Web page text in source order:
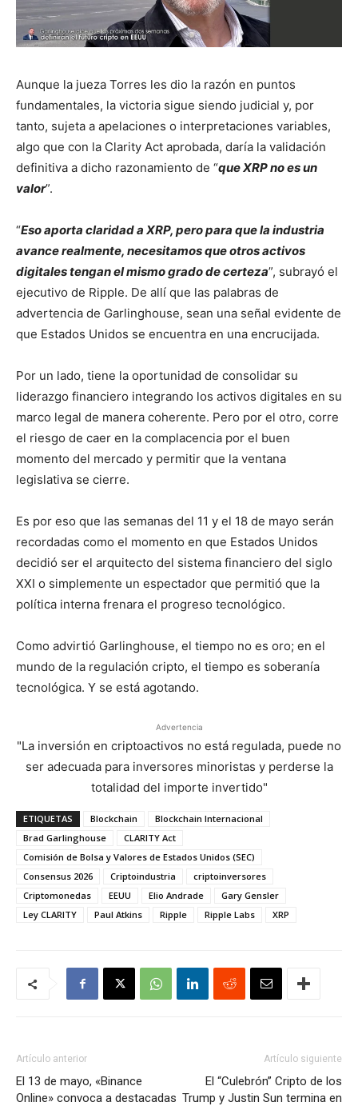
Aunque la jueza Torres les dio la razón en puntos
fundamentales, la victoria sigue siendo judicial y, por
tanto, sujeta a apelaciones o interpretaciones variables,
algo que con la Clarity Act aprobada, daría la validación
definitiva a dicho razonamiento de “que XRP no es un
valor”.
“Eso aporta claridad a XRP, pero para que la industria
avance realmente, necesitamos que otros activos
digitales tengan el mismo grado de certeza”, subrayó el
ejecutivo de Ripple. De allí que las palabras de
advertencia de Garlinghouse, sean una señal evidente de
que Estados Unidos se encuentra en una encrucijada.
Por un lado, tiene la oportunidad de consolidar su
liderazgo financiero integrando los activos digitales en su
marco legal de manera coherente. Pero por el otro, corre
el riesgo de caer en la complacencia por el buen
momento del mercado y permitir que la ventana
legislativa se cierre.
Es por eso que las semanas del 11 y el 18 de mayo serán
recordadas como el momento en que Estados Unidos
decidió ser el arquitecto del sistema financiero del siglo
XXI o simplemente un espectador que permitió que la
política interna frenara el progreso tecnológico.
Como advirtió Garlinghouse, el tiempo no es oro; en el
mundo de la regulación cripto, el tiempo es soberanía
tecnológica. Y se está agotando.
Advertencia
"La inversión en criptoactivos no está regulada, puede no
ser adecuada para inversores minoristas y perderse la
totalidad del importe invertido"
ETIQUETAS Blockchain
Blockchain Internacional
Brad Garlinghouse
CLARITY Act
Comisión de Bolsa y Valores de Estados Unidos (SEC)
Consensus 2026
Criptoindustria
criptoinversores
Criptomonedas
EEUU Elio Andrade
Gary Gensler
Ley CLARITY
Paul Atkins Ripple Ripple Labs XRP
Artículo anterior
El 13 de mayo, «Binance
Online» convoca a destacadas
Artículo siguiente
El “Culebrón” Cripto de los
Trump y Justin Sun termina en